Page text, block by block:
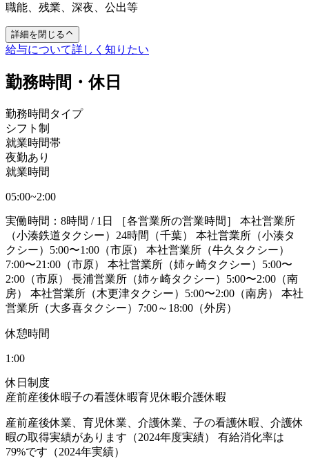
職能、残業、深夜、公出等
詳細を閉じる
給与について詳しく知りたい
勤務時間・休日
勤務時間タイプ
シフト制
就業時間帯
夜勤あり
就業時間
05:00~2:00
実働時間：8時間 / 1日 ［各営業所の営業時間］ 本社営業所
（小湊鉄道タクシー）24時間（千葉） 本社営業所（小湊タ
クシー）5:00〜1:00（市原） 本社営業所（牛久タクシー）
7:00〜21:00（市原） 本社営業所（姉ヶ崎タクシー）5:00〜
2:00（市原） 長浦営業所（姉ヶ崎タクシー）5:00〜2:00（南
房） 本社営業所（木更津タクシー）5:00〜2:00（南房） 本社
営業所（大多喜タクシー）7:00～18:00（外房）
休憩時間
1:00
休日制度
産前産後休暇子の看護休暇育児休暇介護休暇
産前産後休業、育児休業、介護休業、子の看護休暇、介護休
暇の取得実績があります（2024年度実績） 有給消化率は
79%です（2024年実績）